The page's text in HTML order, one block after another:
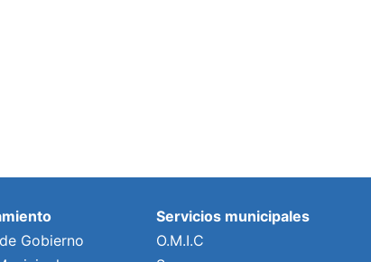
Gobierno
Servicios municipales
O.M.I.C